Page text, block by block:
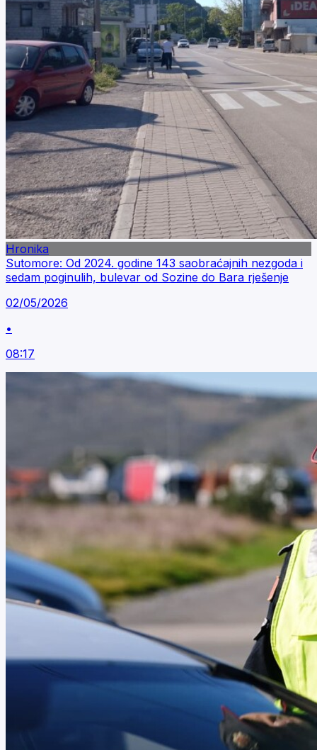
Hronika
Sutomore: Od 2024. godine 143 saobraćajnih nezgoda i
sedam poginulih, bulevar od Sozine do Bara rješenje
02/05/2026
•
08:17